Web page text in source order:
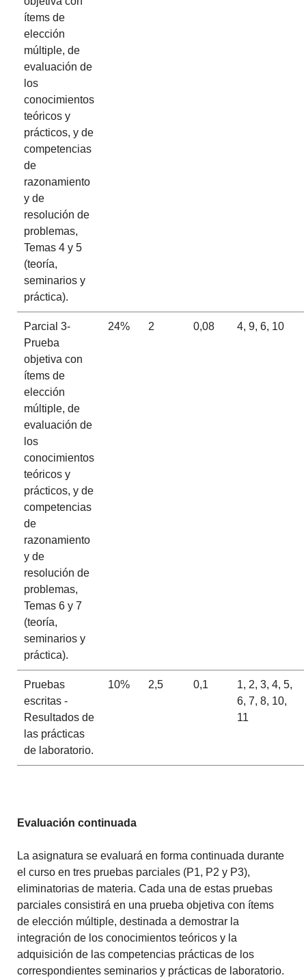
ítems de
elección
múltiple, de
evaluación de
los
conocimientos
teóricos y
prácticos, y de
competencias
de
razonamiento
y de
resolución de
problemas,
Temas 4 y 5
(teoría,
seminarios y
práctica).
Parcial 3-
Prueba
objetiva con
ítems de
elección
múltiple, de
evaluación de
los
conocimientos
teóricos y
prácticos, y de
competencias
de
razonamiento
y de
resolución de
problemas,
Temas 6 y 7
(teoría,
seminarios y
práctica).
24% 2 0,08 4, 9, 6, 10
Pruebas
escritas -
Resultados de
las prácticas
de laboratorio.
10% 2,5 0,1
1, 2, 3, 4, 5,
6, 7, 8, 10,
11
Evaluación continuada
La asignatura se evaluará en forma continuada durante
el curso en tres pruebas parciales (P1, P2 y P3),
eliminatorias de materia. Cada una de estas pruebas
parciales consistirá en una prueba objetiva con ítems
de elección múltiple, destinada a demostrar la
integración de los conocimientos teóricos y la
adquisición de las competencias prácticas de los
correspondientes seminarios y prácticas de laboratorio.